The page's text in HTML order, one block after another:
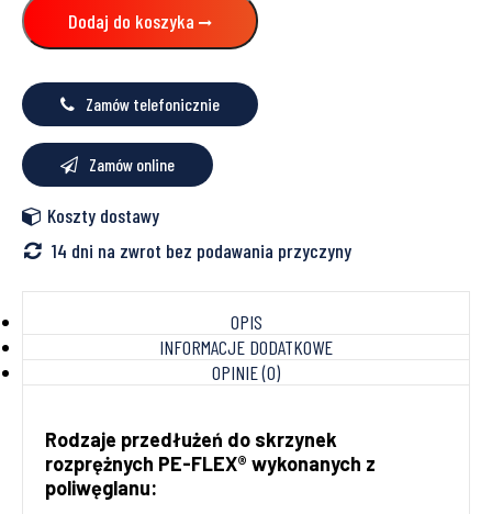
ROZPRĘZNYCH
Z
POLIWĘGLANU
Dodaj do koszyka
Zamów telefonicznie
Zamów online
Koszty dostawy
14 dni na zwrot bez podawania przyczyny
OPIS
INFORMACJE DODATKOWE
OPINIE (0)
Rodzaje przedłużeń do skrzynek
rozprężnych PE-FLEX® wykonanych z
poliwęglanu: